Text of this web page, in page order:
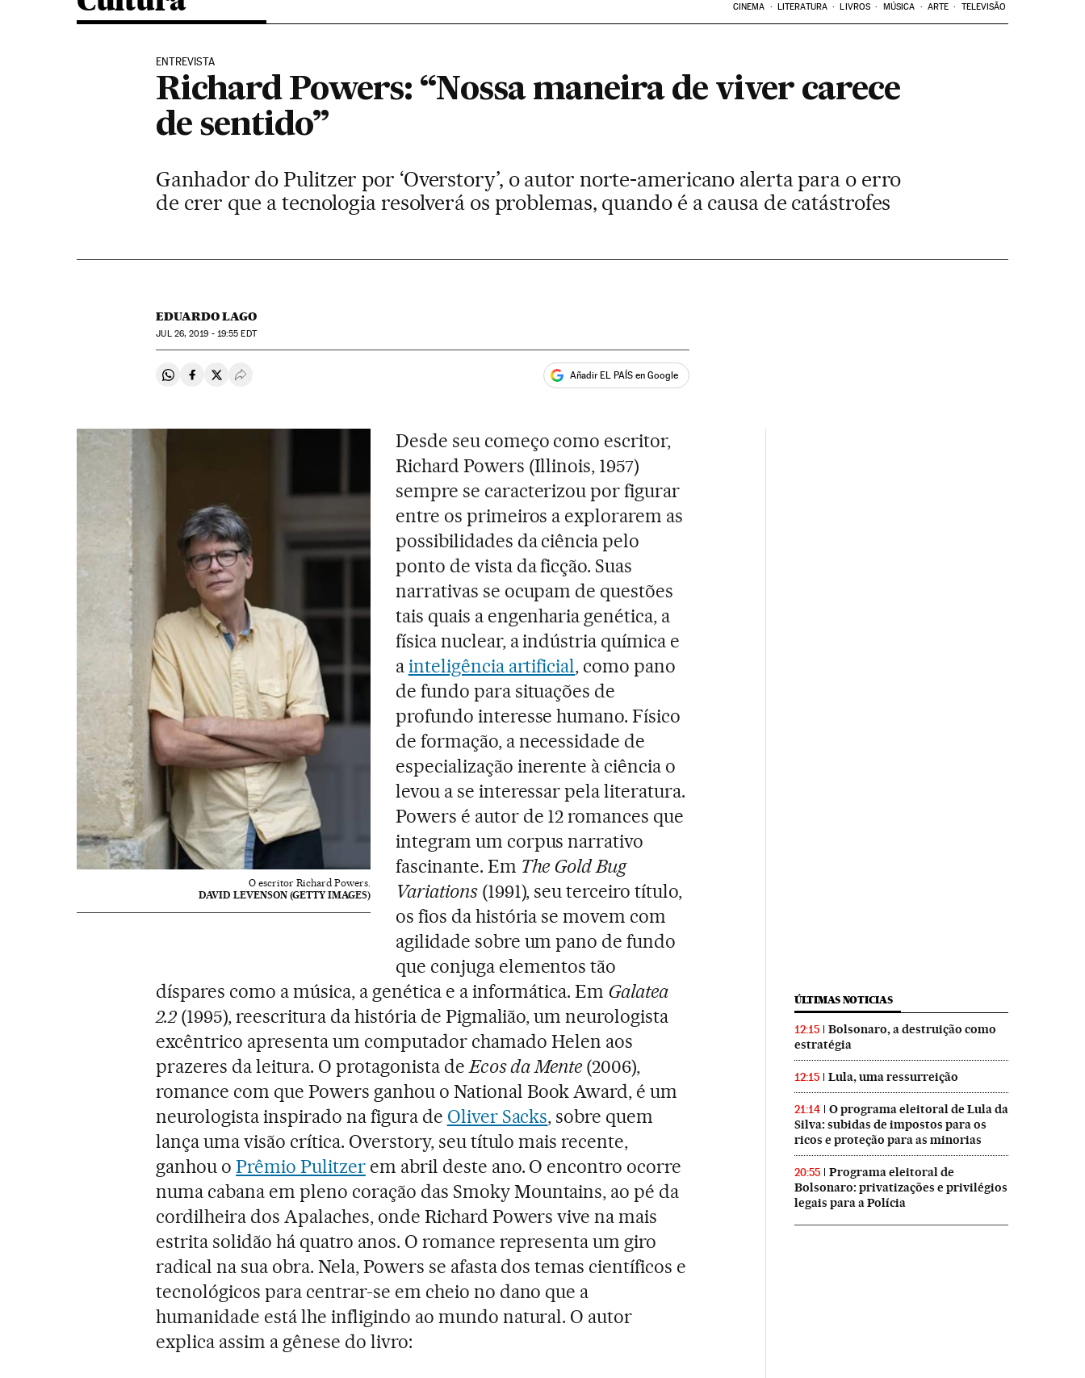
CINEMA LITERATURA LIVROS MÚSICA ARTE TELEVISÃO
ENTREVISTA
Richard Powers: “Nossa maneira de viver carece
de sentido”
Ganhador do Pulitzer por ‘Overstory’, o autor norte-americano alerta para o erro
de crer que a tecnologia resolverá os problemas, quando é a causa de catástrofes
EDUARDO LAGO
JUL26, 2019 - 19:55 EDT
Compartir en Whatsapp
Compartir en Facebook
Compartir en Twitter
Desplegar Redes Sociales Añadir EL PAÍS en Google
O escritor Richard Powers.
DAVID LEVENSON (GETTY IMAGES)
Desde seu começo como escritor,
Richard Powers (Illinois, 1957)
sempre se caracterizou por figurar
entre os primeiros a explorarem as
possibilidades da ciência pelo
ponto de vista da ficção. Suas
narrativas se ocupam de questões
tais quais a engenharia genética, a
física nuclear, a indústria química e
ainteligência artificial, como pano
de fundo para situações de
profundo interesse humano. Físico
de formação, a necessidade de
especialização inerente à ciência o
levou a se interessar pela literatura.
Powers é autor de 12 romances que
integram um corpus narrativo
fascinante. Em The Gold Bug
Variations(1991), seu terceiro título,
os fios da história se movem com
agilidade sobre um pano de fundo
que conjuga elementos tão
díspares como a música, a genética e a informática. Em Galatea
2.2 (1995), reescritura da história de Pigmalião, um neurologista
excêntrico apresenta um computador chamado Helen aos
prazeres da leitura. O protagonista deEcos da Mente(2006),
romance com que Powers ganhou o National Book Award, é um
neurologista inspirado na figura de Oliver Sacks, sobre quem
lança uma visão crítica. Overstory, seu título mais recente,
ganhou oPrêmio Pulitzerem abril deste ano. O encontro ocorre
numa cabana em pleno coração das Smoky Mountains, ao pé da
cordilheira dos Apalaches, onde Richard Powers vive na mais
estrita solidão há quatro anos. O romance representa um giro
radical na sua obra. Nela, Powers se afasta dos temas científicos e
tecnológicos para centrar-se em cheio no dano que a
humanidade está lhe infligindo ao mundo natural. O autor
explica assim a gênese do livro:
ÚLTIMAS NOTICIAS
12:15
Bolsonaro, a destruição como
estratégia
12:15 Lula, uma ressurreição
21:14
O programa eleitoral de Lula da
Silva: subidas de impostos para os
ricos e proteção para as minorias
20:55
Programa eleitoral de
Bolsonaro: privatizações e privilégios
legais para a Polícia